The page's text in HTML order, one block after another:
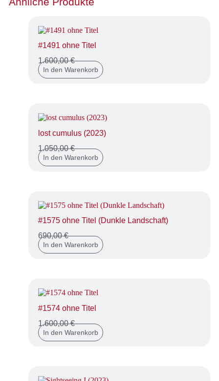
#1491 ohne Titel
1.600,00€
In den Warenkorb
lost cumulus (2023)
1.050,00€
In den Warenkorb
#1575 ohne Titel (Dunkle Landschaft)
690,00€
In den Warenkorb
#1574 ohne Titel
1.600,00€
In den Warenkorb